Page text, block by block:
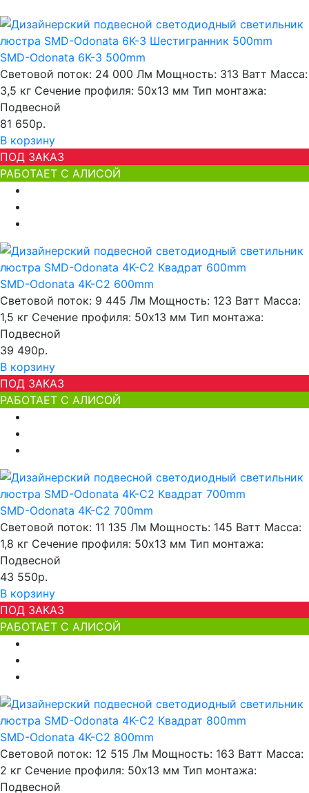
SMD-Odonata 6K-3 500mm
Световой поток: 24 000 Лм Мощность: 313 Ватт Масса:
3,5 кг Сечение профиля: 50х13 мм Тип монтажа:
Подвесной
81 650р.
В корзину
ПОД ЗАКАЗ
РАБОТАЕТ С АЛИСОЙ
SMD-Odonata 4K-C2 600mm
Световой поток: 9 445 Лм Мощность: 123 Ватт Масса:
1,5 кг Сечение профиля: 50х13 мм Тип монтажа:
Подвесной
39 490р.
В корзину
ПОД ЗАКАЗ
РАБОТАЕТ С АЛИСОЙ
SMD-Odonata 4K-C2 700mm
Световой поток: 11 135 Лм Мощность: 145 Ватт Масса:
1,8 кг Сечение профиля: 50х13 мм Тип монтажа:
Подвесной
43 550р.
В корзину
ПОД ЗАКАЗ
РАБОТАЕТ С АЛИСОЙ
SMD-Odonata 4K-C2 800mm
Световой поток: 12 515 Лм Мощность: 163 Ватт Масса:
2 кг Сечение профиля: 50х13 мм Тип монтажа:
Подвесной